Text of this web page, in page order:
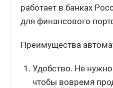
работает в банках
для финансового
Преимущества
Удобство. Не
чтобы вовремя